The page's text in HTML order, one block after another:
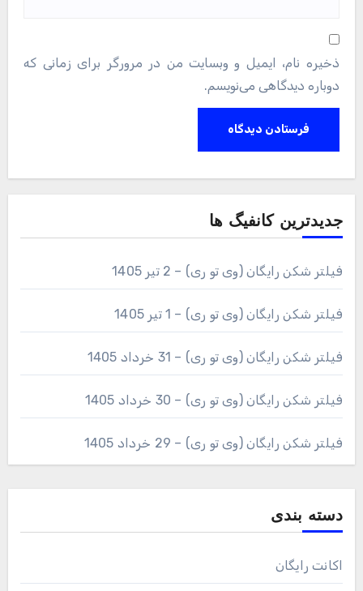
ذخیره نام، ایمیل و وبسایت من در مرورگر برای زمانی که
دوباره دیدگاهی می‌نویسم.
جدیدترین کانفیگ ها
فیلتر شکن رایگان (وی تو ری) – 2 تیر 1405
فیلتر شکن رایگان (وی تو ری) – 1 تیر 1405
فیلتر شکن رایگان (وی تو ری) – 31 خرداد 1405
فیلتر شکن رایگان (وی تو ری) – 30 خرداد 1405
فیلتر شکن رایگان (وی تو ری) – 29 خرداد 1405
دسته بندی
اکانت رایگان